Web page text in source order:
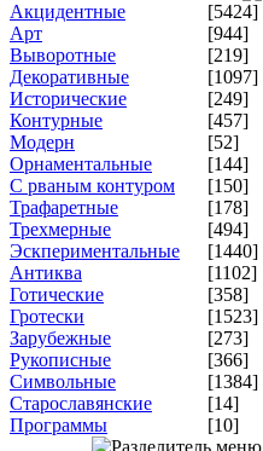
Акцидентные
[5424]
Арт
[944]
Выворотные
[219]
Декоративные
[1097]
Исторические
[249]
Контурные
[457]
Модерн
[52]
Орнаментальные
[144]
С рваным контуром
[150]
Трафаретные
[178]
Трехмерные
[494]
Эскпериментальные
[1440]
Антиква
[1102]
Готические
[358]
Гротески
[1523]
Зарубежные
[273]
Рукописные
[366]
Символьные
[1384]
Старославянские
[14]
Программы
[10]